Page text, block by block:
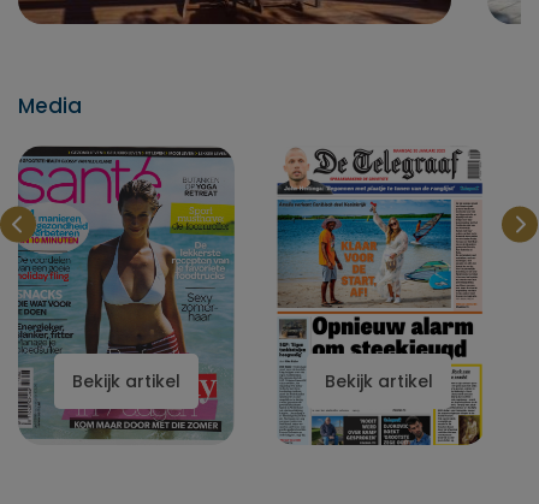
Media
Bekijk artikel Bekijk artikel